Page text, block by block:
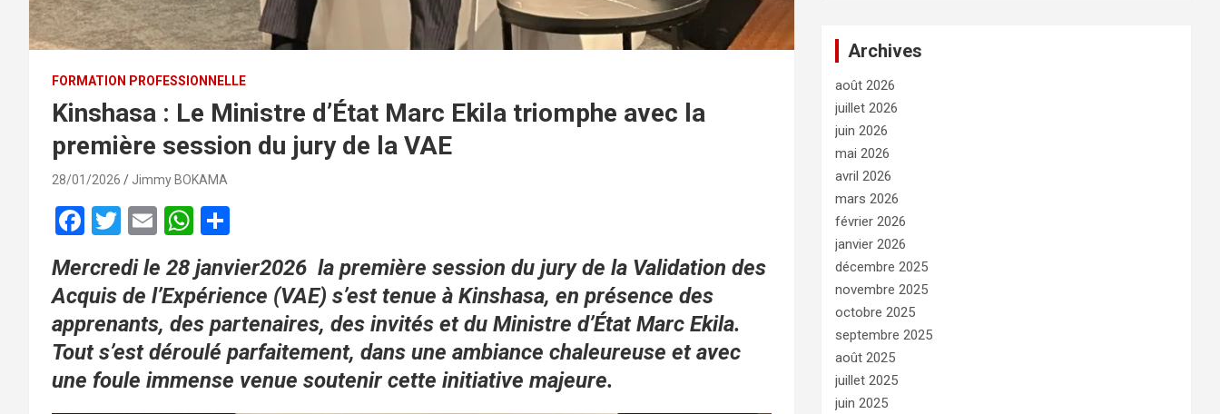
FORMATION PROFESSIONNELLE
Kinshasa : Le Ministre d’État Marc Ekila triomphe avec la
première session du jury de la VAE
28/01/2026 Jimmy BOKAMA
F
ce
b
o
o
k
T
wi
tt
er
E
ail
W
h
at
s
A
p
p
ar
ta
g
er
Mercredi le 28 janvier2026 la première session du jury de la Validation des
Acquis de l’Expérience (VAE) s’est tenue à Kinshasa, en présence des
apprenants, des partenaires, des invités et du Ministre d’État Marc Ekila.
Tout s’est déroulé parfaitement, dans une ambiance chaleureuse et avec
une foule immense venue soutenir cette initiative majeure.
Archives
août 2026
juillet 2026
juin 2026
mai 2026
avril 2026
mars 2026
février 2026
janvier 2026
décembre 2025
novembre 2025
octobre 2025
septembre 2025
août 2025
juillet 2025
juin 2025